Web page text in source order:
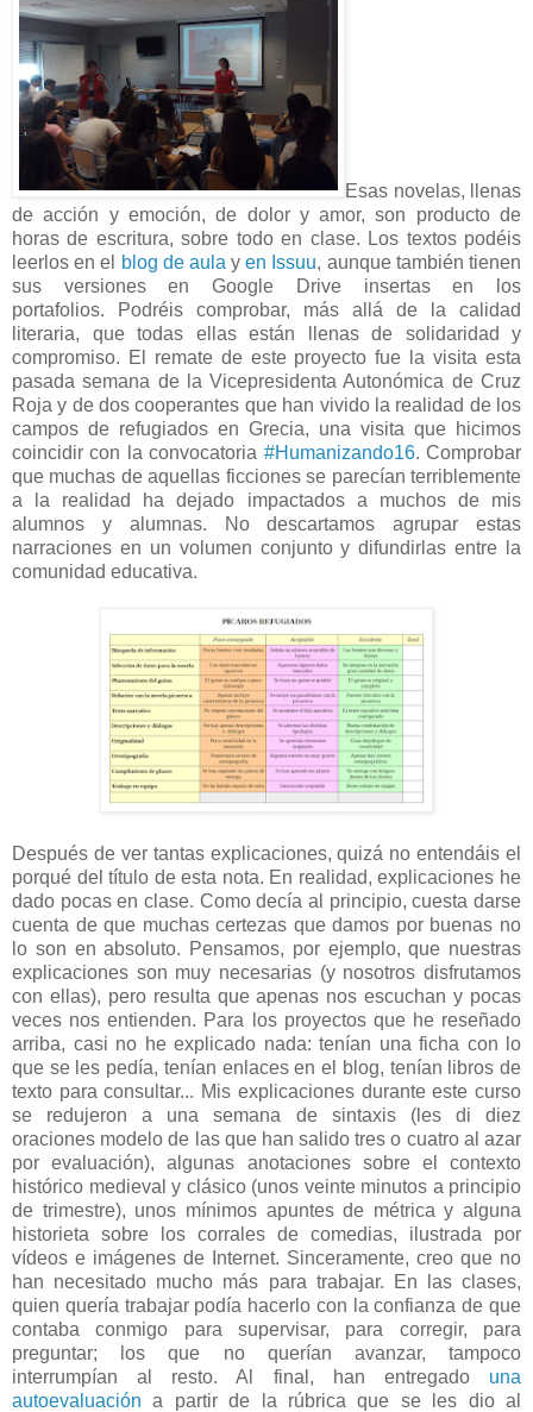
Esas novelas, llenas
de acción y emoción, de dolor y amor, son producto de
horas de escritura, sobre todo en clase. Los textos podéis
leerlos en el
blog de aula yen Issuu, aunque también tienen
sus versiones en Google Drive insertas en los
portafolios. Podréis comprobar, más allá de la calidad
literaria, que todas ellas están llenas de solidaridad y
compromiso. El remate de este proyecto fue la visita esta
pasada semana de la Vicepresidenta Autonómica de Cruz
Roja y de dos cooperantes que han vivido la realidad de los
campos de refugiados en Grecia, una visita que hicimos
coincidir con la convocatoria #Humanizando16. Comprobar
que muchas de aquellas ficciones se parecían terriblemente
a la realidad ha dejado impactados a muchos de mis
alumnos y alumnas. No descartamos agrupar estas
narraciones en un volumen conjunto y difundirlas entre la
comunidad educativa.
Después de ver tantas explicaciones, quizá no entendáis el
porqué del título de esta nota. En realidad, explicaciones he
dado pocas en clase. Como decía al principio, cuesta darse
cuenta de que muchas certezas que damos por buenas no
lo son en absoluto. Pensamos, por ejemplo, que nuestras
explicaciones son muy necesarias (y nosotros disfrutamos
con ellas), pero resulta que apenas nos escuchan y pocas
veces nos entienden. Para los proyectos que he reseñado
arriba, casi no he explicado nada: tenían una ficha con lo
que se les pedía, tenían enlaces en el blog, tenían libros de
texto para consultar... Mis explicaciones durante este curso
se redujeron a una semana de sintaxis (les di diez
oraciones modelo de las que han salido tres o cuatro al azar
por evaluación), algunas anotaciones sobre el contexto
histórico medieval y clásico (unos veinte minutos a principio
de trimestre), unos mínimos apuntes de métrica y alguna
historieta sobre los corrales de comedias, ilustrada por
vídeos e imágenes de Internet. Sinceramente, creo que no
han necesitado mucho más para trabajar. En las clases,
quien quería trabajar podía hacerlo con la confianza de que
contaba conmigo para supervisar, para corregir, para
preguntar; los que no querían avanzar, tampoco
interrumpían al resto. Al final, han entregado una
autoevaluación a partir de la rúbrica que se les dio al